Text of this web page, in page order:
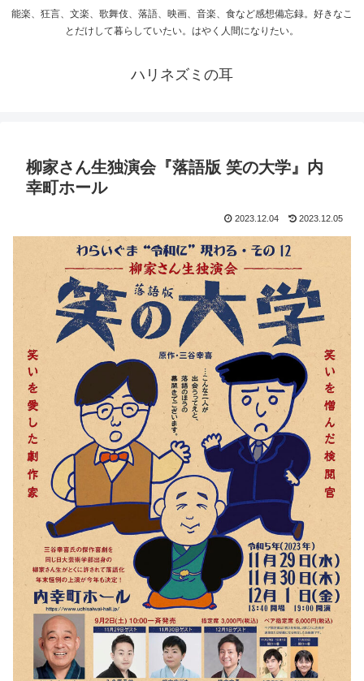
能楽、狂言、文楽、歌舞伎、落語、映画、音楽、食など感想備忘録。好きなこ
とだけして暮らしていたい。はやく人間になりたい。
ハリネズミの耳
柳家さん生独演会『落語版 笑の大学』内
幸町ホール
2023.12.04 2023.12.05